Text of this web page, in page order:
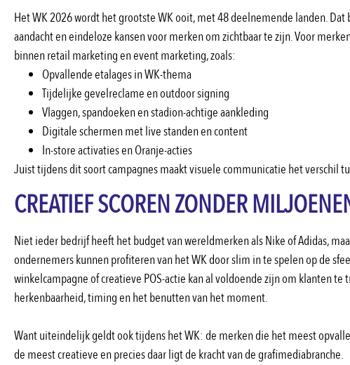
Het WK 2026 wordt het grootste WK ooit, met 48 deelnemende landen.
aandacht en eindeloze kansen voor merken om zichtbaar te zijn. Voor
binnen retail marketing en event marketing, zoals:
Opvallende etalages in WK-thema
Tijdelijke gevelreclame en outdoor signing
Vlaggen, spandoeken en stadion-achtige aankleding
Digitale schermen met live standen en content
In-store activaties en Oranje-acties
Juist tijdens dit soort campagnes maakt visuele communicatie het verschil
CREATIEF SCOREN ZONDER
Niet ieder bedrijf heeft het budget van wereldmerken als Nike of Adidas,
ondernemers kunnen profiteren van het WK door slim in te spelen op de
winkelcampagne of creatieve POS-actie kan al voldoende zijn om klanten te
herkenbaarheid, timing en het benutten van het moment.
Want uiteindelijk geldt ook tijdens het WK: de merken die het meest
de meest creatieve en precies daar ligt de kracht van de grafimediabranche.